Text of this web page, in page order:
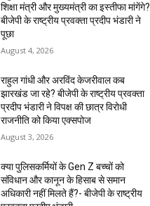
शिक्षा मंत्री और मुख्यमंत्री का इस्तीफा मांगेंगे?
बीजेपी के राष्ट्रीय प्रवक्ता प्रदीप भंडारी ने
पूछा
August 4, 2026
राहुल गांधी और अरविंद केजरीवाल कब
झारखंड जा रहे? बीजेपी के राष्ट्रीय प्रवक्ता
प्रदीप भंडारी ने विपक्ष की छात्र विरोधी
राजनीति को किया एक्सपोज
August 3, 2026
क्या पुलिसकर्मियों के Gen Z बच्चों को
संविधान और कानून के हिसाब से समान
अधिकारी नहीं मिलते हैं?- बीजेपी के राष्ट्रीय